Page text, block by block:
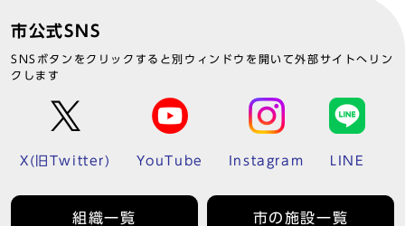
市公式SNS
SNSボタンをクリックすると別ウィンドウを開いて外部サイトへリン
クします
X(旧Twitter) YouTube Instagram LINE
組織一覧 市の施設一覧